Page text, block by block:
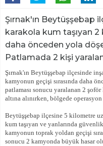
Şırnak'ın Beytüşşebap
karakola kum taşıyan 2
daha önceden yola
Patlamada 2 kişi
Şırnak'ın Beytüşşebap ilçesinde
kamyonun geçişi sırasında daha
patlaması sonucu yaralanan 2
altına alınırken, bölgede operasyon
Beytüşşebap ilçesine 5 kilometre
kum taşıyan ve yanlarında
kamyonun toprak yoldan geçişi
sonucu 2 kamyonda büyük hasar